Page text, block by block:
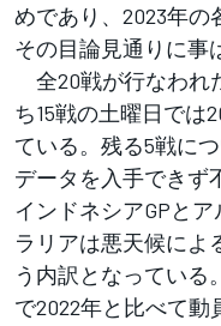
めであり、2023年の
その目論見通りに事
全20戦が行なわれ
ち15戦の土曜日では
ている。残る5戦に
データを入手できず
インドネシアGPと
ラリアは悪天候によ
う内訳となっている
で2022年と比べて動